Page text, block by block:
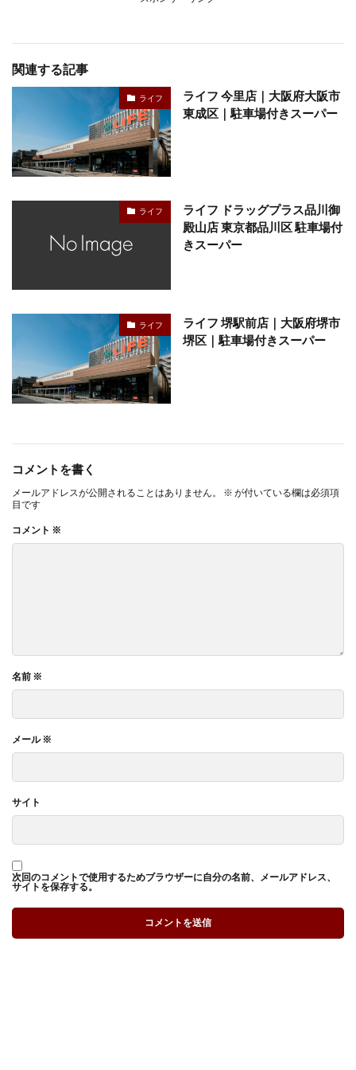
関連する記事
ライフ
ライフ 今里店｜大阪府大阪市
東成区｜駐車場付きスーパー
ライフ
ライフ ドラッグプラス品川御
殿山店 東京都品川区 駐車場付
きスーパー
ライフ
ライフ 堺駅前店｜大阪府堺市
堺区｜駐車場付きスーパー
コメントを書く
メールアドレスが公開されることはありません。 ※ が付いている欄は必須項
目です
コメント ※
名前 ※
メール※
サイト
次回のコメントで使用するためブラウザーに自分の名前、メールアドレス、
サイトを保存する。